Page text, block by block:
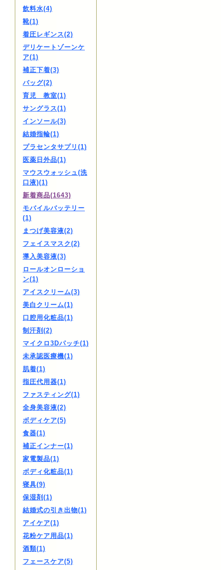
飲料水(4)
靴(1)
着圧レギンス(2)
デリケートゾーンケ
ア(1)
補正下着(3)
バッグ(2)
育児 教室(1)
サングラス(1)
インソール(3)
結婚指輪(1)
プラセンタサプリ(1)
医薬日外品(1)
マウスウォッシュ(洗
口液)(1)
新着商品(1643)
モバイルバッテリー
(1)
まつげ美容液(2)
フェイスマスク(2)
導入美容液(3)
ロールオンローショ
ン(1)
アイスクリーム(3)
美白クリーム(1)
口腔用化粧品(1)
制汗剤(2)
マイクロ3Dパッチ(1)
未承認医療機(1)
肌着(1)
指圧代用器(1)
ファスティング(1)
全身美容液(2)
ボディケア(5)
食器(1)
補正インナー(1)
家電製品(1)
ボディ化粧品(1)
寝具(9)
保湿剤(1)
結婚式の引き出物(1)
アイケア(1)
花粉ケア用品(1)
酒類(1)
フェースケア(5)